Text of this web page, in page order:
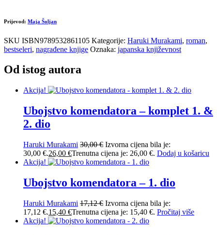
Prijevod: Maja Šoljan
SKU ISBN9789532861105 Kategorije: Haruki Murakami, roman,
bestseleri, nagrađene knjige Oznaka: japanska književnost
Od istog autora
Akcija!
Ubojstvo komendatora – komplet 1. &
2. dio
Haruki Murakami 30,00€ Izvorna cijena bila je:
30,00 €.26,00 €Trenutna cijena je: 26,00 €. Dodaj u košaricu
Akcija!
Ubojstvo komendatora – 1. dio
Haruki Murakami 17,12€ Izvorna cijena bila je:
17,12 €.15,40 €Trenutna cijena je: 15,40 €. Pročitaj više
Akcija!